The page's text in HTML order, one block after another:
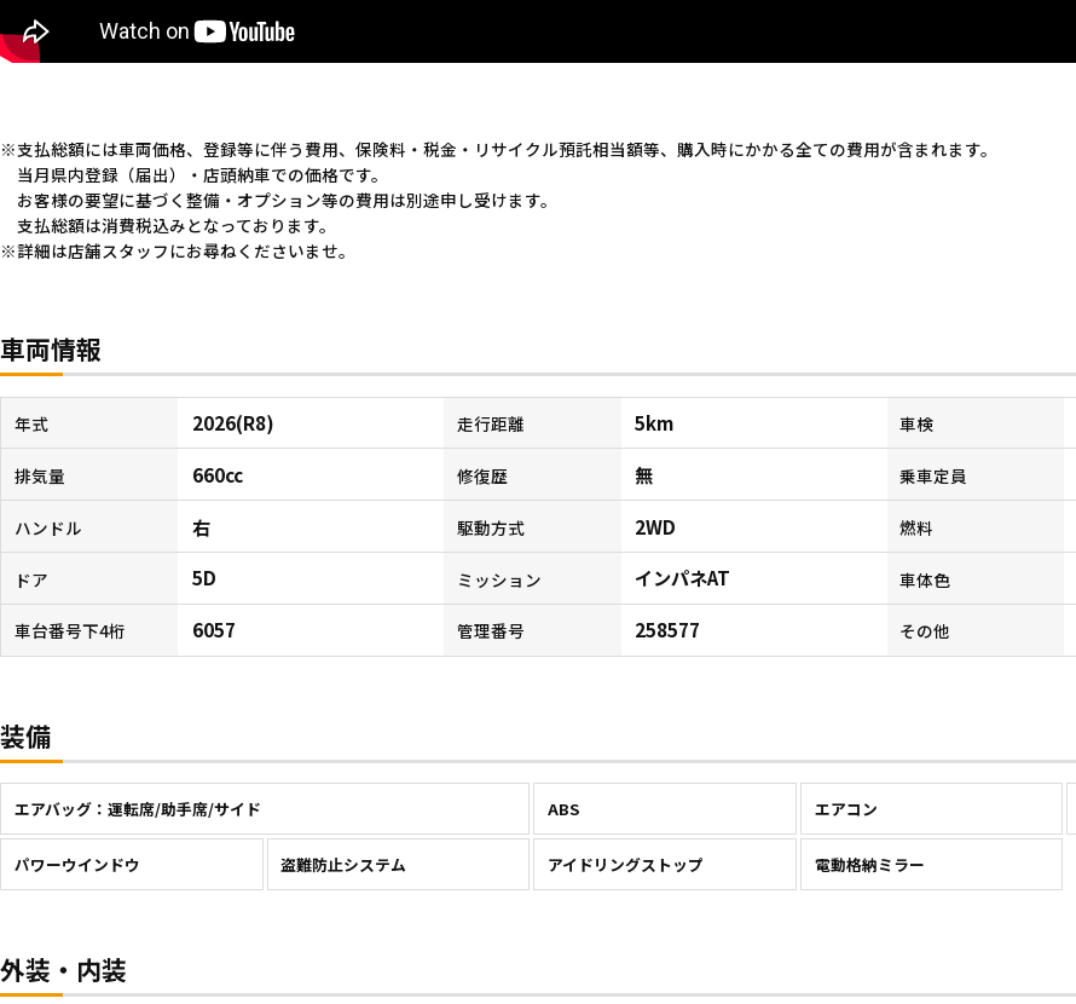
支払総額には車両価格、登録等に伴う費用、保険料・税金・リサイクル預託相当額等、購入時にかかる全ての費用が含まれます。
当月県内登録（届出）・店頭納車での価格です。
お客様の要望に基づく整備・オプション等の費用は別途申し受けます。
支払総額は消費税込みとなっております。
詳細は店舗スタッフにお尋ねくださいませ。
車両情報
年式 2026(R8) 走行距離 5km 車検
排気量 660cc 修復歴 無 乗車定員
ハンドル 右 駆動方式 2WD 燃料
ドア 5D ミッション インパネAT 車体色
車台番号下4桁 6057 管理番号 258577 その他
装備
エアバッグ：運転席/助手席/サイド ABS エアコン
パワーウインドウ 盗難防止システム アイドリングストップ 電動格納ミラー
外装・内装